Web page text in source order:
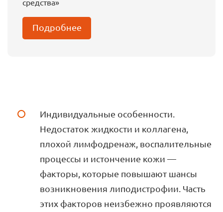
Подробнее
Индивидуальные особенности.
Недостаток жидкости и коллагена,
плохой лимфодренаж, воспалительные
процессы и истончение кожи —
факторы, которые повышают шансы
возникновения липодистрофии. Часть
этих факторов неизбежно проявляются